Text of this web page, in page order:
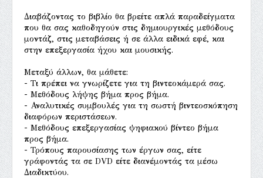
Διαβάζοντας το βιβλίο θα βρείτε απλά παραδείγματα
που θα σας καθοδηγούν στις δημιουργικές μεθόδους
μοντάζ, στις μεταβάσεις ή σε άλλα ειδικά εφέ, και
στην επεξεργασία ήχου και μουσικής.
Μεταξύ άλλων, θα μάθετε:
- Τι πρέπει να γνωρίζετε για τη βιντεοκάμερά σας.
- Μεθόδους λήψης βήμα προς βήμα.
- Αναλυτικές συμβουλές για τη σωστή βιντεοσκόπηση
διαφόρων περιστάσεων.
- Μεθόδους επεξεργασίας ψηφιακού βίντεο βήμα
προς βήμα.
- Τρόπους παρουσίασης των έργων σας, είτε
γράφοντάς τα σε DVD είτε διανέμοντάς τα μέσω
Διαδικτύου.